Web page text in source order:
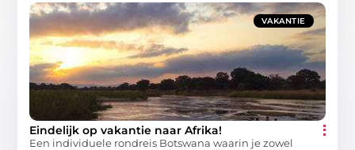
VAKANTIE
Eindelijk op vakantie naar Afrika!
Een individuele rondreis Botswana waarin je zowel